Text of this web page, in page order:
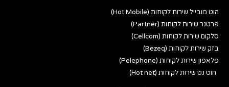
הוט מובייל שירות לקוחות (Hot Mobile)
פרטנר שירות לקוחות (Partner)
סלקום שירות לקוחות (Cellcom)
בזק שירות לקוחות (Bezeq)
פלאפון שירות לקוחות (Pelephone)
הוט נט שירות לקוחות (Hot net)